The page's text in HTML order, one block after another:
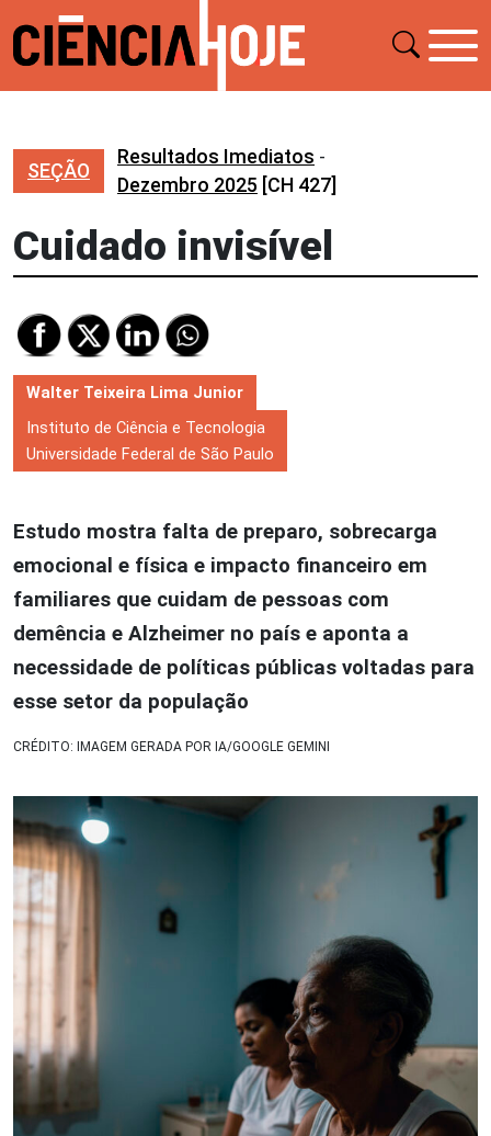
SEÇÃO
Resultados Imediatos -
Dezembro 2025 [CH 427]
Cuidado invisível
Walter Teixeira Lima Junior
Instituto de Ciência e Tecnologia
Universidade Federal de São Paulo
Estudo mostra falta de preparo, sobrecarga
emocional e física e impacto financeiro em
familiares que cuidam de pessoas com
demência e Alzheimer no país e aponta a
necessidade de políticas públicas voltadas para
esse setor da população
CRÉDITO: IMAGEM GERADA POR IA/GOOGLE GEMINI